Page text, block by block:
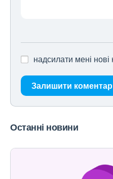
надсилати мені
Залишити коментар
Останні новини